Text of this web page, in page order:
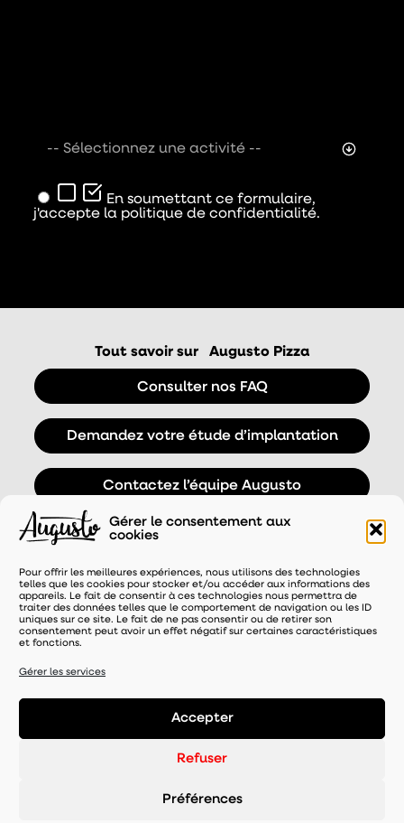
Gérer le consentement aux
cookies
Pour offrir les meilleures expériences, nous utilisons des technologies
telles que les cookies pour stocker et/ou accéder aux informations des
appareils. Le fait de consentir à ces technologies nous permettra de
traiter des données telles que le comportement de navigation ou les ID
uniques sur ce site. Le fait de ne pas consentir ou de retirer son
consentement peut avoir un effet négatif sur certaines caractéristiques
et fonctions.
Gérer les services
Accepter
Refuser
Préférences
-- Sélectionnez une activité --
En soumettant ce formulaire,
j'accepte la politique de confidentialité.
Tout savoir sur Augusto Pizza
Consulter nos FAQ
Demandez votre étude d’implantation
Contactez l’équipe Augusto
Mentions légales
-
-